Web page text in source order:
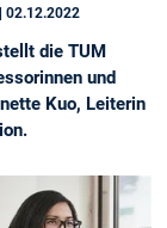
02.12.2022
die TUM
und
Kuo, Leiterin